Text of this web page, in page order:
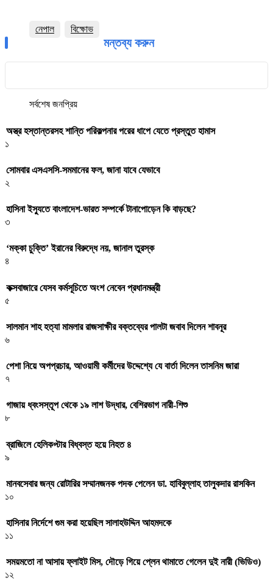
নেপাল বিক্ষোভ
মন্তব্য করুন
সর্বশেষ জনপ্রিয়
অস্ত্র হস্তান্তরসহ শান্তি পরিকল্পনার পরের ধাপে যেতে প্রস্তুত হামাস
১
সোমবার এসএসসি-সমমানের ফল, জানা যাবে যেভাবে
২
হাসিনা ইস্যুতে বাংলাদেশ-ভারত সম্পর্কে টানাপোড়েন কি বাড়ছে?
৩
‘মক্কা চুক্তি’ ইরানের বিরুদ্ধে নয়, জানাল তুরস্ক
৪
কক্সবাজারে যেসব কর্মসূচিতে অংশ নেবেন প্রধানমন্ত্রী
৫
সালমান শাহ হত্যা মামলার রাজসাক্ষীর বক্তব্যের পালটা জবাব দিলেন শাবনূর
৬
পেশা নিয়ে অপপ্রচার, আওয়ামী কর্মীদের উদ্দেশ্যে যে বার্তা দিলেন তাসনিম জারা
৭
গাজায় ধ্বংসস্তূপ থেকে ১৯ লাশ উদ্ধার, বেশিরভাগ নারী-শিশু
৮
ব্রাজিলে হেলিকপ্টার বিধ্বস্ত হয়ে নিহত ৪
৯
মানবসেবার জন্য রোটারির সম্মানজনক পদক পেলেন ডা. হাবিবুল্লাহ তালুকদার রাসকিন
১০
হাসিনার নির্দেশে গুম করা হয়েছিল সালাহউদ্দিন আহমদকে
১১
সময়মতো না আসায় ফ্লাইট মিস, দৌড়ে গিয়ে প্লেন থামাতে গেলেন দুই নারী (ভিডিও)
১২